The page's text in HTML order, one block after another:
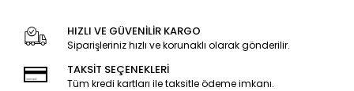
HIZLI VE GÜVENİLİR KARGO
Siparişleriniz hızlı ve korunaklı olarak gönderilir.
TAKSİT SEÇENEKLERİ
Tüm kredi kartları ile taksitle ödeme imkanı.